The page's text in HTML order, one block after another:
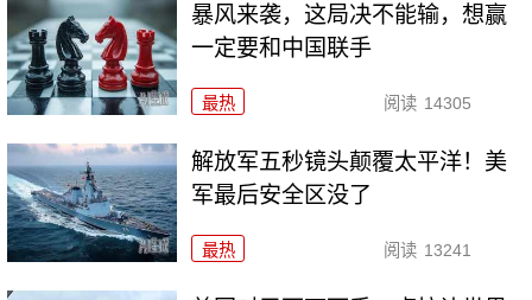
暴风来袭，这局决不能输，想赢
一定要和中国联手
最热 阅读 14305
解放军五秒镜头颠覆太平洋！美
军最后安全区没了
最热 阅读 13241